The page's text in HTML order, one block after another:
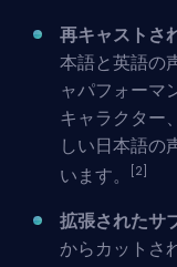
再キャストさ
本語と英語の
ャパフォーマ
キャラクター
しい日本語の
います。
[2]
拡張されたサ
からカットさ